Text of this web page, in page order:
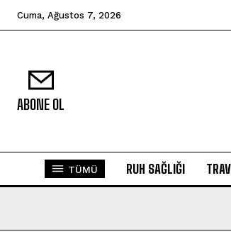
Cuma, Ağustos 7, 2026
ABONE OL
TÜMÜ RUH SAĞLIĞI